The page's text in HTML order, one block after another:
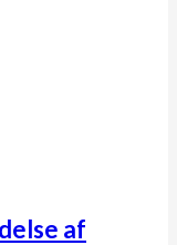
af